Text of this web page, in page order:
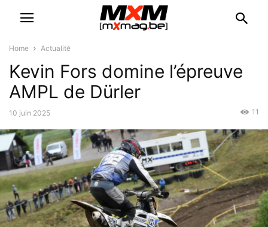
Home Actualité
Kevin Fors domine l’épreuve
AMPL de Dürler
10 juin 2025 11